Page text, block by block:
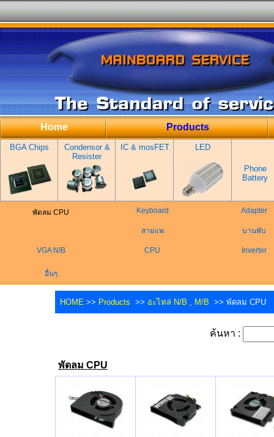
Home Products
BGA Chips
Condensor &
Resister
IC & mosFET LED
Phone
Battery
พัดลม CPU Keyboard Adapter
สายแพ บานพับ
VGA N/B CPU Inverter
อื่นๆ
HOME >> Products >> อะไหล่ N/B , M/B >> พัดลม CPU
ค้นหา :
พัดลม CPU